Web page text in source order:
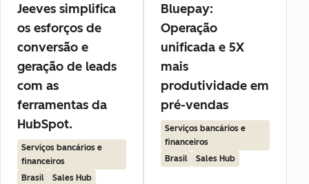
Jeeves simplifica
os esforços de
conversão e
geração de leads
com as
ferramentas da
HubSpot.
Serviços bancários e
financeiros
Brasil
Sales Hub
Bluepay:
Operação
unificada e 5X
mais
produtividade em
pré-vendas
Serviços bancários e
financeiros
Brasil
Sales Hub